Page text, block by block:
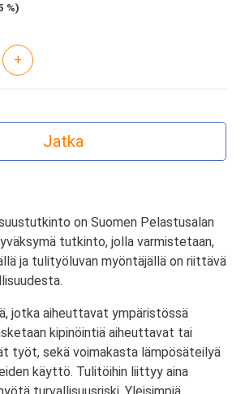
%)
+
on Suomen Pelastusalan
tutkinto, jolla varmistetaan,
ja tulityöluvan myöntäjällä on riittävä
jotka aiheuttavat ympäristössä
kipinöintiä aiheuttavat tai
työt, sekä voimakasta lämpösäteilyä
käyttö. Tulitöihin liittyy aina